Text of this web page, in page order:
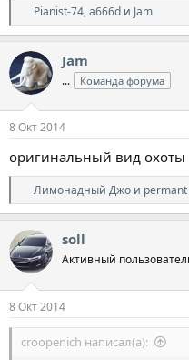
Р
е
а
к
ц
и
и
:
Pianist-74,a666d и Jam
Jam
... Команда форума
8 Окт 2014
оригинальный вид охоты
Р
е
а
к
ц
и
и
:
Лимонадный Джо и permant
soll
Активный
8 Окт 2014
croopenich написал(а):